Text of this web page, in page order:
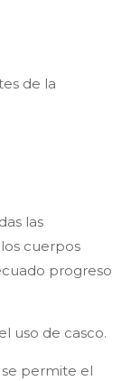
de la
las
cuerpos
progreso
uso de casco.
permite el